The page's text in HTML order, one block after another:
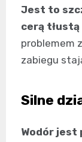
Jest to
cerą tłustą
problemem
zabiegu
Silne
Wodór jest